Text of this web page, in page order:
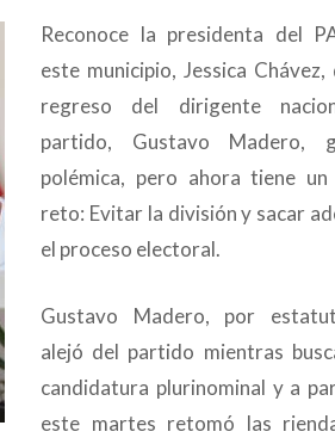
Reconoce la presidenta del
este municipio, Jessica Chávez,
regreso del dirigente
partido, Gustavo Madero,
polémica, pero ahora tiene un
reto: Evitar la división y sacar
el proceso electoral.
Gustavo Madero, por
alejó del partido mientras
candidatura plurinominal y a
este martes retomó las